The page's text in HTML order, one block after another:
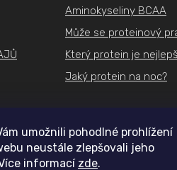
umožnili pohodlné prohlížení
neustále zlepšovali jeho
informací zde.
Aminokyseliny BCAA
Může se proteinový
Který protein je
Jaký protein na noc?